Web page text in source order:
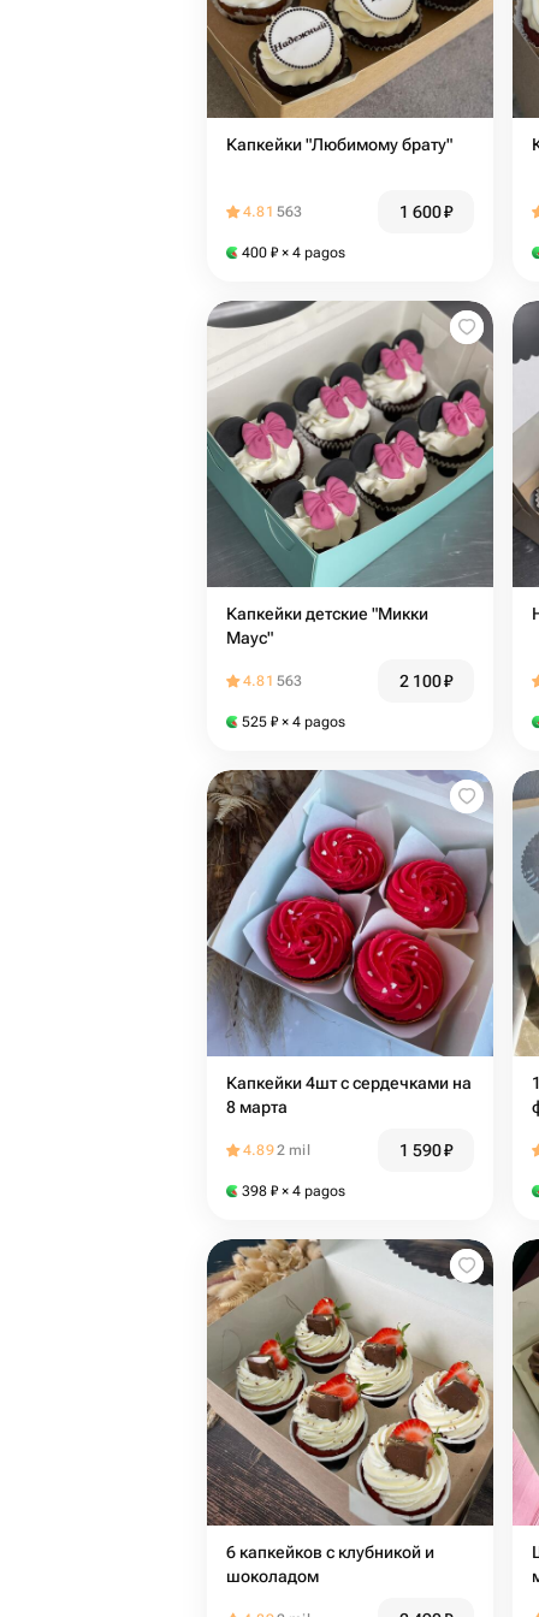
Капкейки "Любимому брату"
4.81 563 1 600₽
400 ₽ × 4 pagos
Капкейки детские "Микки
Маус"
4.81 563 2 100₽
525 ₽ × 4 pagos
Капкейки 4шт с сердечками на
8 марта
4.892 mil 1 590₽
398 ₽ × 4 pagos
6 капкейков с клубникой и
шоколадом